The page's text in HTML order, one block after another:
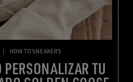
| HOW TO SNEAKERS
PERSONALIZAR TU